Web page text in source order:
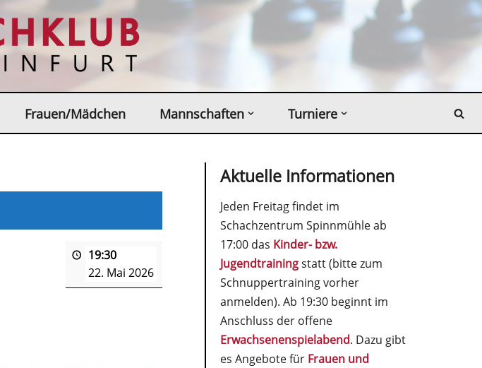
Frauen/Mädchen Mannschaften Turniere
19:30
22. Mai 2026
Aktuelle Informationen
Jeden Freitag findet im
Schachzentrum Spinnmühle ab
17:00 das Kinder- bzw.
Jugendtrainingstatt (bitte zum
Schnuppertraining vorher
anmelden). Ab 19:30 beginnt im
Anschluss der offene
Erwachsenenspielabend. Dazu gibt
es Angebote für Frauen und